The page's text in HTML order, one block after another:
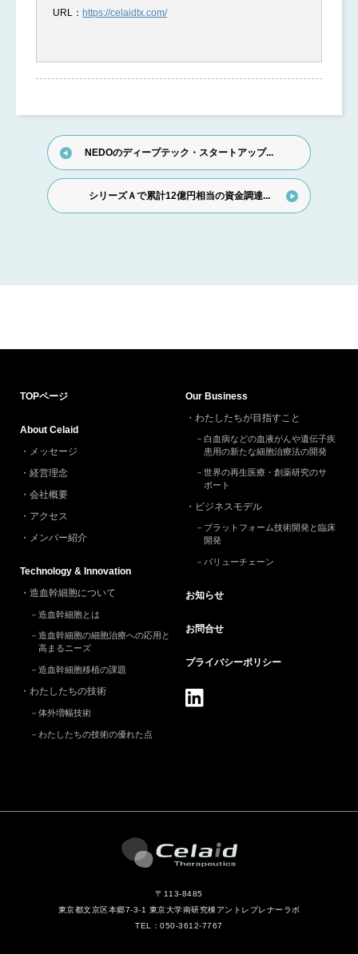
URL： https://celaidtx.com/
NEDOのディープテック・スタートアップ...
シリーズＡで累計12億円相当の資金調達...
〒113-8485
東京都文京区本郷7-3-1 東京大学南研究棟アントレプレナーラボ
TEL：050-3612-7767
TOPページ
About Celaid
メッセージ
経営理念
会社概要
アクセス
メンバー紹介
Technology & Innovation
造血幹細胞について
造血幹細胞とは
造血幹細胞の細胞治療への応用と
高まるニーズ
造血幹細胞移植の課題
わたしたちの技術
体外増幅技術
わたしたちの技術の優れた点
Our Business
わたしたちが目指すこと
白血病などの血液がんや遺伝子疾
患用の新たな細胞治療法の開発
世界の再生医療・創薬研究のサ
ポート
ビジネスモデル
プラットフォーム技術開発と臨床
開発
バリューチェーン
お知らせ
お問合せ
プライバシーポリシー